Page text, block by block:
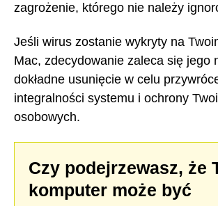
zagrożenie, którego nie należy
Jeśli wirus zostanie wykryty na
Mac, zdecydowanie zaleca się jego
dokładne usunięcie w celu
integralności systemu i ochrony
osobowych.
Czy podejrzewasz, że
komputer może być